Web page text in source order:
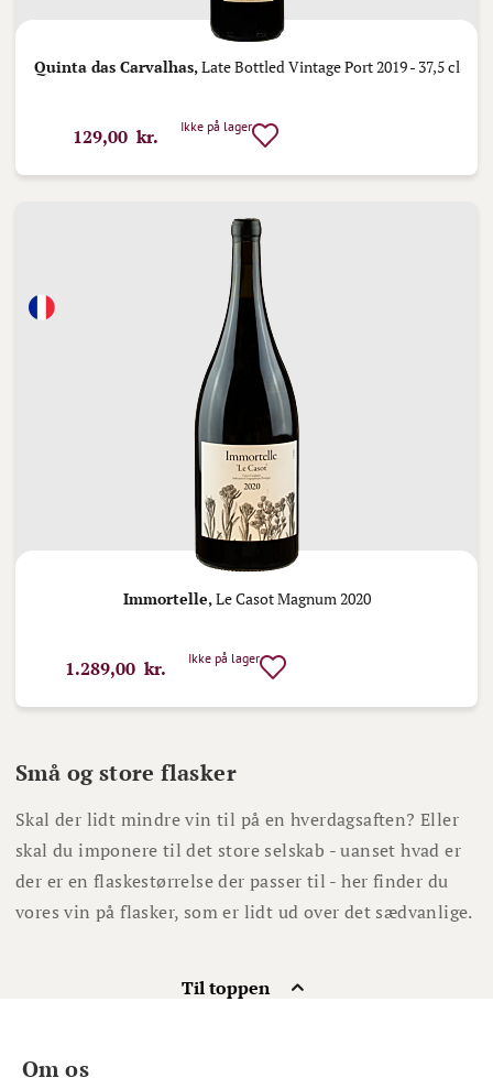
Quinta das Carvalhas,Late Bottled Vintage Port 2019 - 37,5 cl
129,00 kr. Ikke på lager
Immortelle, Le Casot Magnum 2020
1.289,00 kr. Ikke på lager
Til toppen
Små og store flasker
Skal der lidt mindre vin til på en hverdagsaften? Eller
skal du imponere til det store selskab - uanset hvad er
der er en flaskestørrelse der passer til - her finder du
vores vin på flasker, som er lidt ud over det sædvanlige.
Om os